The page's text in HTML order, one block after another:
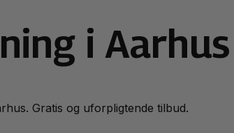
i Aarhus
. Gratis og uforpligtende tilbud.